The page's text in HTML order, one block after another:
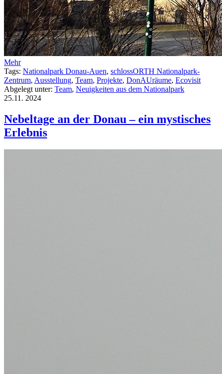
Mehr
Tags: Nationalpark Donau-Auen, schlossORTH Nationalpark-
Zentrum, Ausstellung, Team, Projekte, DonAUräume, Ecovisit
Abgelegt unter: Team, Neuigkeiten aus dem Nationalpark
25.11. 2024
Nebeltage an der Donau – ein mystisches
Erlebnis